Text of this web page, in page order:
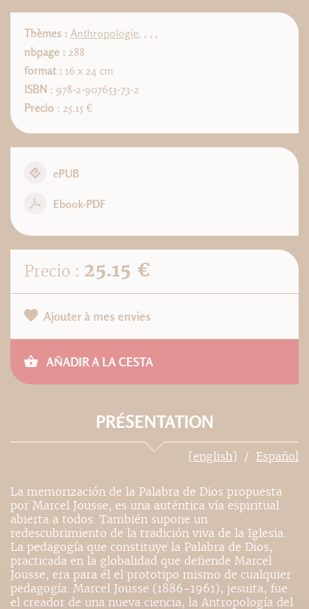
Thèmes : Anthropologie, , , ,
nbpage : 288
format : 16 x 24 cm
ISBN : 978-2-907653-73-2
Precio : 25.15 €
ePUB
Ebook-PDF
Precio : 25.15 €
Ajouter à mes envies
AÑADIR A LA CESTA
PRÉSENTATION
[english] Español
La memorización de la Palabra de Dios propuesta
por Marcel Jousse, es una auténtica vía espiritual
abierta a todos. También supone un
redescubrimiento de la tradición viva de la Iglesia.
La pedagogía que constituye la Palabra de Dios,
practicada en la globalidad que defiende Marcel
Jousse, era para él el prototipo mismo de cualquier
pedagogía. Marcel Jousse (1886-1961), jesuita, fue
el creador de una nueva ciencia, la Antropología del